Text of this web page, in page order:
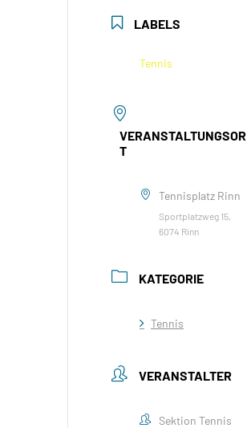
LABELS
Tennis
VERANSTALTUNGSOR
T
Tennisplatz Rinn
Sportplatzweg 15,
6074 Rinn
KATEGORIE
Tennis
VERANSTALTER
Sektion Tennis